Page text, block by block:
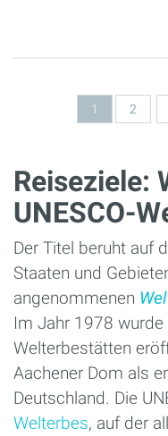
Seiten
1 2
Reiseziele:
UNESCO-
Der Titel beruht auf
Staaten und
angenommenen
Im Jahr 1978
Welterbestätten
Aachener Dom als
Deutschland. Die
Welterbes, auf der